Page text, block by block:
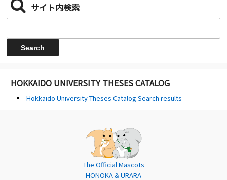
サイト内検索
HOKKAIDO UNIVERSITY THESES CATALOG
Hokkaido University Theses Catalog Search results
The Official Mascots
HONOKA & URARA